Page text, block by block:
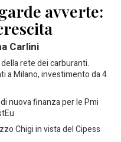
avverte:
Carlini
rete dei carburanti.
a Milano, investimento da 4
nuova finanza per le Pmi
Chigi in vista del Cipess